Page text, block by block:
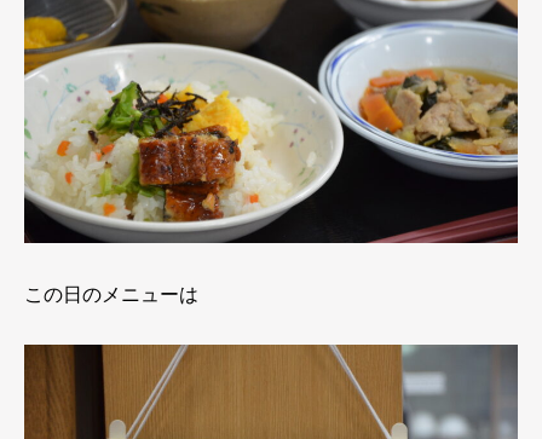
この日のメニューは